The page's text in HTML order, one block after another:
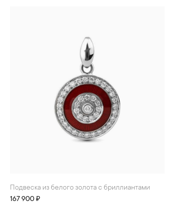
Подвеска из белого золота с бриллиантами
167 900 ₽